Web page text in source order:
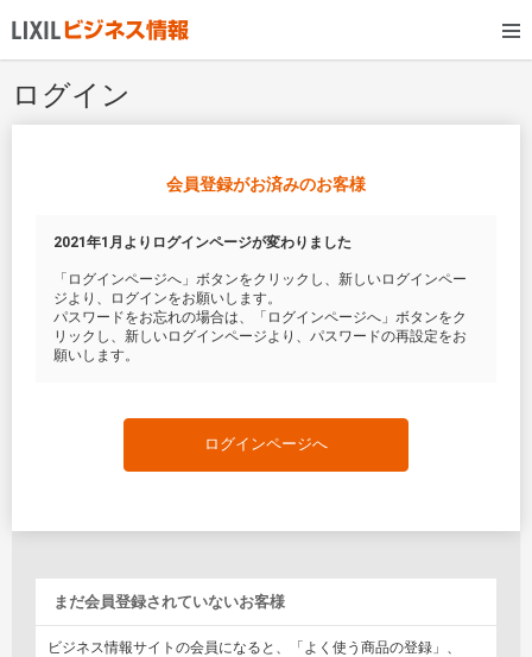
ログイン
会員登録がお済みのお客様
2021年1月よりログインページが変わりました
「ログインページへ」ボタンをクリックし、新しいログインペー
ジより、ログインをお願いします。
パスワードをお忘れの場合は、「ログインページへ」ボタンをク
リックし、新しいログインページより、パスワードの再設定をお
願いします。
ログインページへ
まだ会員登録されていないお客様
ビジネス情報サイトの会員になると、「よく使う商品の登録」、